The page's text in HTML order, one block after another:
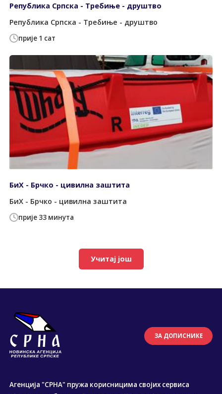
прије 1 сат
Република Српска - Требиње - друштво
Република Српска - Требиње - друштво
прије 33 минута
БиХ - Брчко - цивилна заштита
БиХ - Брчко - цивилна заштита
Учитај још
ЗА ДОПИСНИКЕ
Агенција "СРНА" пружа корисницима својих сервиса